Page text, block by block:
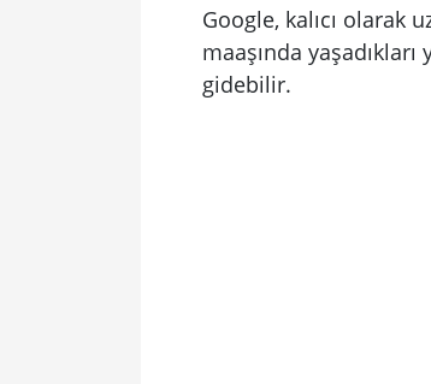
Google, kalıcı olarak
maaşında
gidebilir.